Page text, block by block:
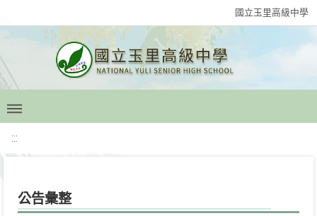
國立玉里高級中學
:::
公告彙整